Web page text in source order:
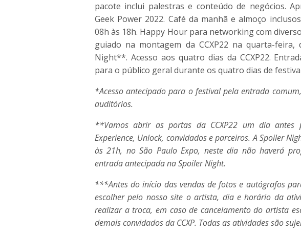
pacote inclui palestras e conteúdo de negócios.
Geek Power 2022. Café da manhã e almoço
08h às 18h. Happy Hour para networking com
guiado na montagem da CCXP22 na quarta-feira,
Night**. Acesso aos quatro dias da CCXP22.
para o público geral durante os quatro dias de
*Acesso antecipado para o festival pela entrada
auditórios.
**Vamos abrir as portas da CCXP22 um dia antes
Experience, Unlock, convidados e parceiros. A Spoiler
às 21h, no São Paulo Expo, neste dia não haverá
entrada antecipada na Spoiler Night.
***Antes do início das vendas de fotos e autógrafos
escolher pelo nosso site o artista, dia e horário da
realizar a troca, em caso de cancelamento do artista
demais convidados da CCXP. Todas as atividades são